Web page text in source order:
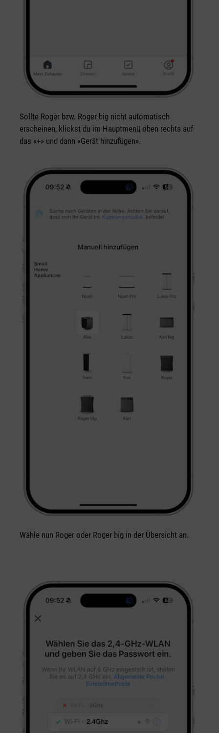
Sollte Roger bzw. Roger big nicht automatisch
erscheinen, klickst du im Hauptmenü oben rechts auf
das «+» und dann «Gerät hinzufügen».
Wähle nun Roger oder Roger big in der Übersicht an.